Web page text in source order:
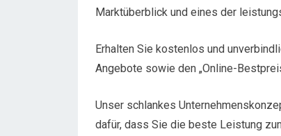
Marktüberblick und eines der
Erhalten Sie kostenlos und
Angebote sowie den „Online-
Unser schlankes
dafür, dass Sie die beste Leistung